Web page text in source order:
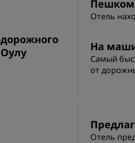
Отель
На
Самый
от
Отель